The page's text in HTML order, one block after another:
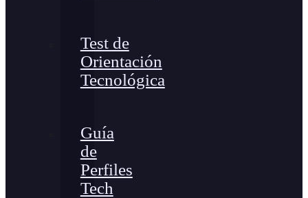
Test de
Orientación
Tecnológica
Guía
de
Perfiles
Tech